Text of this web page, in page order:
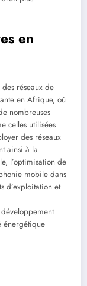
en
réseaux de
en Afrique, où
nombreuses
celles utilisées
des réseaux
ainsi à la
l’optimisation de
mobile dans
d’exploitation et
énergétique